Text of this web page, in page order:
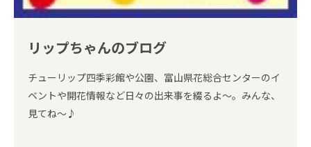
リップちゃんのブログ
チューリップ四季彩館や公園、富山県花総合センターのイ
ベントや開花情報など日々の出来事を綴るよ～。みんな、
見てね～♪